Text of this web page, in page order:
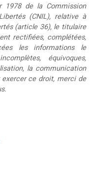
1978 de la Commission
(CNIL), relative à
(article 36), le titulaire
rectifiées, complétées,
les informations le
équivoques,
la communication
ce droit, merci de